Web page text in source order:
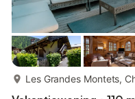
Les Grandes Montets,